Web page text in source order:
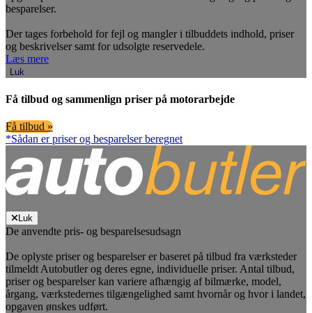
besparelser.
Der tages forbehold for fejl og mangler i tilbuddets indhold, priser
og beskrivelser samt for udsolgte reservedele.
Læs mere
Luk
Få tilbud og sammenlign priser på motorarbejde
Få tilbud »
*Sådan er priser og besparelser beregnet
Luk
De anvendte pris- og besparelsesudsagn
De oplyste priser og besparelser er baseret på tilbud fra værksteder
tilmeldt Autobutler og deres egne, individuelle priser. Antal tilbud,
priser og besparelser kan variere afhængig af bilmærke, model,
årgang, værkstedernes tilgængelighed samt hvornår og hvor i landet,
opgaven ønskes udført.